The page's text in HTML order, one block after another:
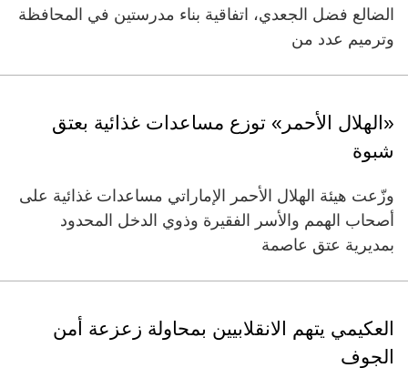
الضالع فضل الجعدي، اتفاقية بناء مدرستين في المحافظة
وترميم عدد من
«الهلال الأحمر» توزع مساعدات غذائية بعتق
شبوة
وزّعت هيئة الهلال الأحمر الإماراتي مساعدات غذائية على
أصحاب الهمم والأسر الفقيرة وذوي الدخل المحدود
بمديرية عتق عاصمة
العكيمي يتهم الانقلابيين بمحاولة زعزعة أمن
الجوف